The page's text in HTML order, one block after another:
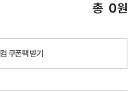
총 0원
쿠폰팩 받기